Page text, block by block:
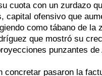
cuota con un zurdazo
capital ofensivo que
como tábano de la
que mostró su
punzantes de
concretar pasaron la